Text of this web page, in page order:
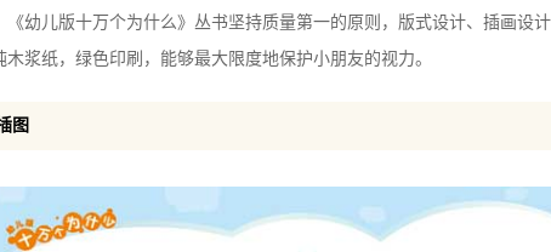
为什么不会生病？ 33
趴在光滑的玻璃上，为什么不会掉下来？ 34
为什么会长触须？ 36
仙为什么头上会长“犄角”？ 38
和蜜蜂冬天都躲在哪里？ 39
儿版十万个为什么》丛书坚持质量第一的原则，版式设计、插画设
木浆纸，绿色印刷，能够最大限度地保护小朋友的视力。
图